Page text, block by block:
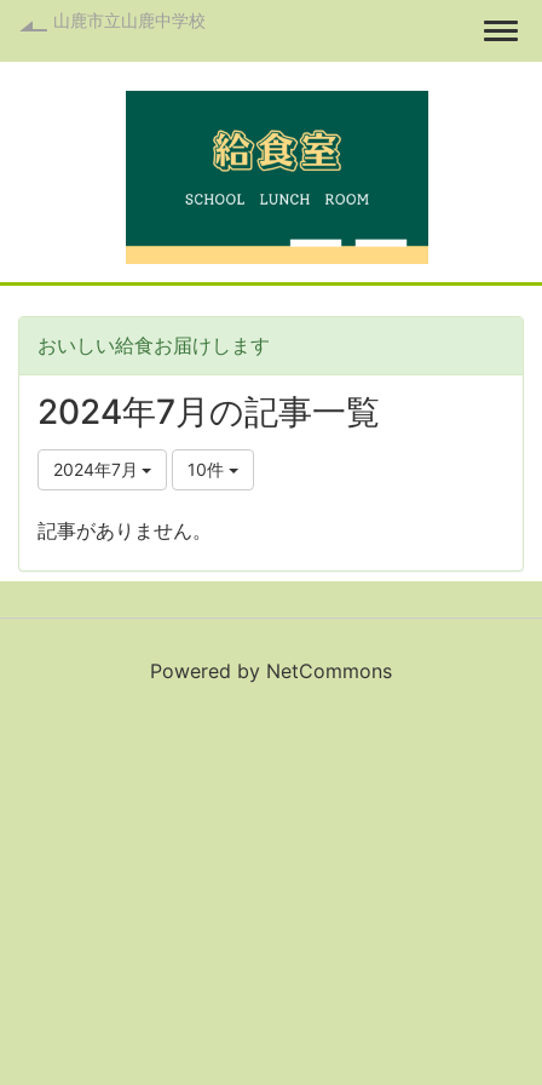
山鹿市立山鹿中学校
おいしい給食お届けします
2024年7月の記事一覧
2024年7月 10件
記事がありません。
Powered by NetCommons